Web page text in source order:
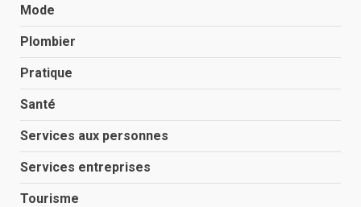
Mode
Plombier
Pratique
Santé
Services aux personnes
Services entreprises
Tourisme